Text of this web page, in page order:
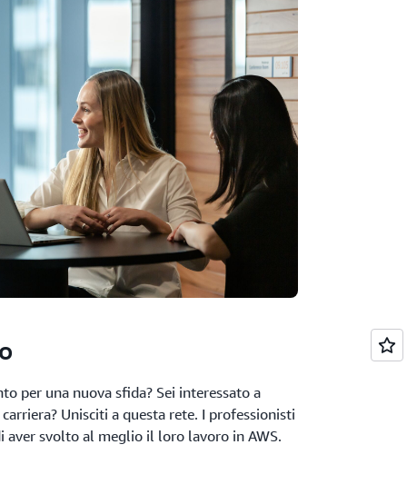
per una nuova sfida? Sei interessato a
Unisciti a questa rete. I professionisti
aver svolto al meglio il loro lavoro in AWS.